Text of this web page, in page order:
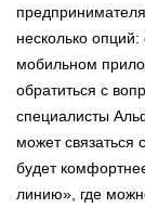
несколько
мобильном
обратиться с
специалисты
может
будет
линию», где